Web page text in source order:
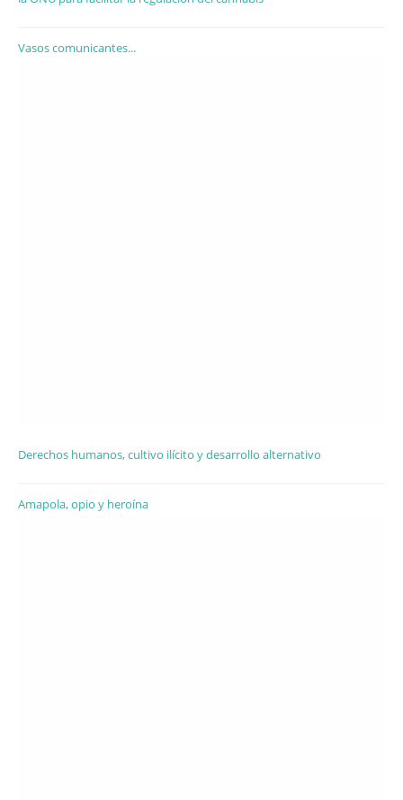
Vasos comunicantes...
Derechos humanos, cultivo ilícito y desarrollo alternativo
Amapola, opio y heroína